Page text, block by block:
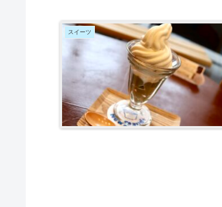
スイーツ